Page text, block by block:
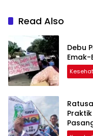
Read Also
Debu
Emak-